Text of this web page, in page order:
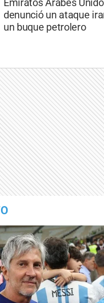
denunció un ataque
un buque petrolero